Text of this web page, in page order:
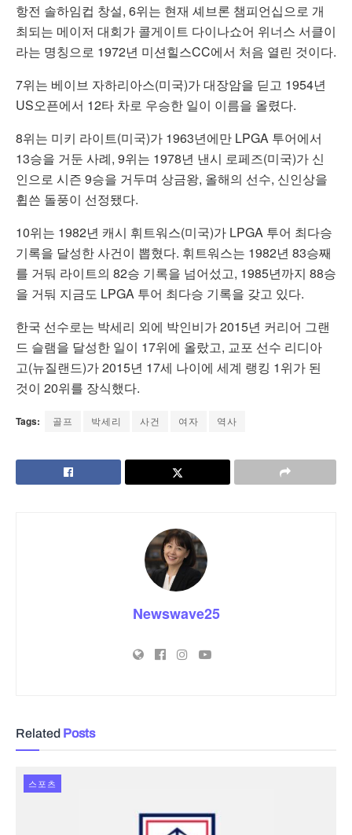
항전 솔하임컵 창설, 6위는 현재 셰브론 챔피언십으로 개
최되는 메이저 대회가 콜게이트 다이나쇼어 위너스 서클이
라는 명칭으로 1972년 미션힐스CC에서 처음 열린 것이다.
7위는 베이브 자하리아스(미국)가 대장암을 딛고 1954년
US오픈에서 12타 차로 우승한 일이 이름을 올렸다.
8위는 미키 라이트(미국)가 1963년에만 LPGA 투어에서
13승을 거둔 사례, 9위는 1978년 낸시 로페즈(미국)가 신
인으로 시즌 9승을 거두며 상금왕, 올해의 선수, 신인상을
휩쓴 돌풍이 선정됐다.
10위는 1982년 캐시 휘트워스(미국)가 LPGA 투어 최다승
기록을 달성한 사건이 뽑혔다. 휘트워스는 1982년 83승째
를 거둬 라이트의 82승 기록을 넘어섰고, 1985년까지 88승
을 거둬 지금도 LPGA 투어 최다승 기록을 갖고 있다.
한국 선수로는 박세리 외에 박인비가 2015년 커리어 그랜
드 슬램을 달성한 일이 17위에 올랐고, 교포 선수 리디아
고(뉴질랜드)가 2015년 17세 나이에 세계 랭킹 1위가 된
것이 20위를 장식했다.
Tags: 골프 박세리 사건 여자 역사
Newswave25
Related Posts
스포츠